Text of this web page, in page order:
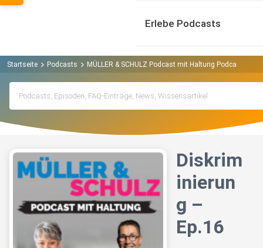
Erlebe Podcasts
Startseite Podcasts MÜLLER & SCHULZ Podcast mit Haltung Podcast
Diskrim
inierun
g –
Ep.16